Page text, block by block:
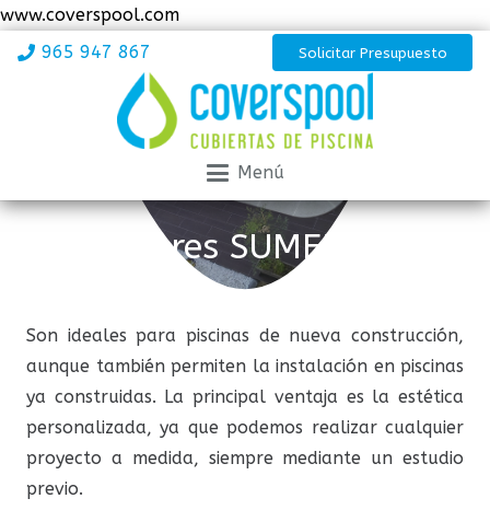
www.coverspool.com
965 947 867
Solicitar Presupuesto
Menú
Cobertores SUMERGIDOS
Son ideales para piscinas de nueva construcción,
aunque también permiten la instalación en piscinas
ya construidas. La principal ventaja es la estética
personalizada, ya que podemos realizar cualquier
proyecto a medida, siempre mediante un estudio
previo.